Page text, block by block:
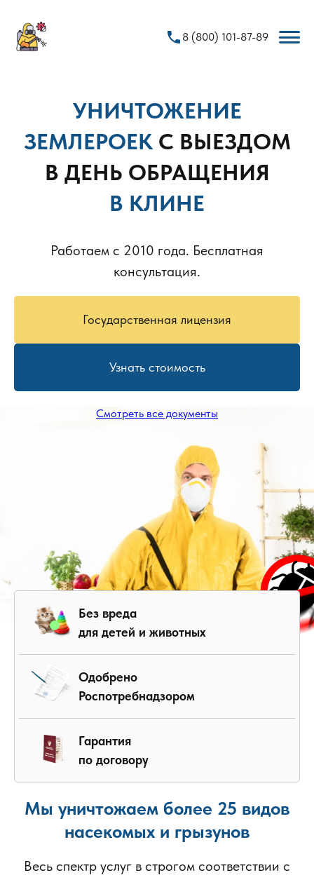
phone 8 (800) 101-87-89
УНИЧТОЖЕНИЕ
ЗЕМЛЕРОЕК С ВЫЕЗДОМ
В ДЕНЬ ОБРАЩЕНИЯ
В КЛИНЕ
Работаем с 2010 года. Бесплатная
консультация.
Государственная лицензия
Узнать стоимость
Смотреть все документы
Без вреда
для детей и животных
Одобрено
Роспотребнадзором
Гарантия
по договору
Мы уничтожаем более 25 видов
насекомых и грызунов
Весь спектр услуг в строгом соответствии с